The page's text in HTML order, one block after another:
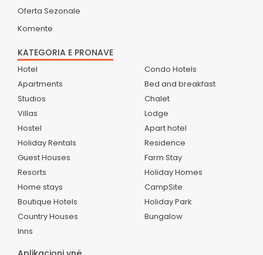
Oferta Sezonale
Komente
KATEGORIA E PRONAVE
Hotel
Apartments
Studios
Villas
Hostel
Holiday Rentals
Guest Houses
Resorts
Home stays
Boutique Hotels
Country Houses
Inns
Condo Hotels
Bed and breakfast
Chalet
Lodge
Apart hotel
Residence
Farm Stay
Holiday Homes
CampSite
Holiday Park
Bungalow